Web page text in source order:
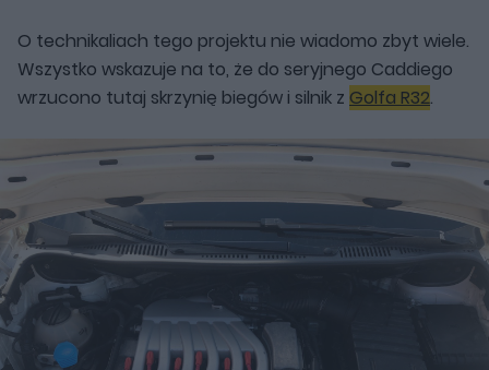
O technikaliach tego projektu nie wiadomo zbyt wiele.
Wszystko wskazuje na to, że do seryjnego Caddiego
wrzucono tutaj skrzynię biegów i silnik z Golfa R32.